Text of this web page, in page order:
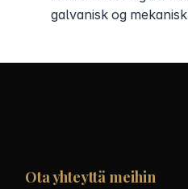
galvanisk og
Ota yhteyttä meihin